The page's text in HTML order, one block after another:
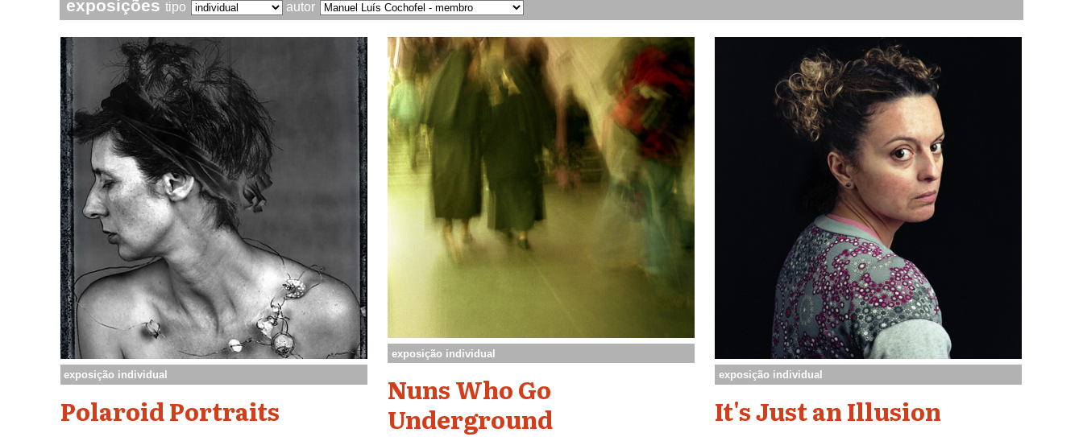
exposiçõestipo autor
exposição individual
Polaroid Portraits
exposição individual
Nuns Who Go
Underground
exposição individual
It's Just an Illusion